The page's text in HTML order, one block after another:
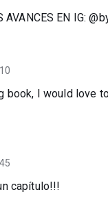
AVANCES EN IG:
book, I would love
capítulo!!!